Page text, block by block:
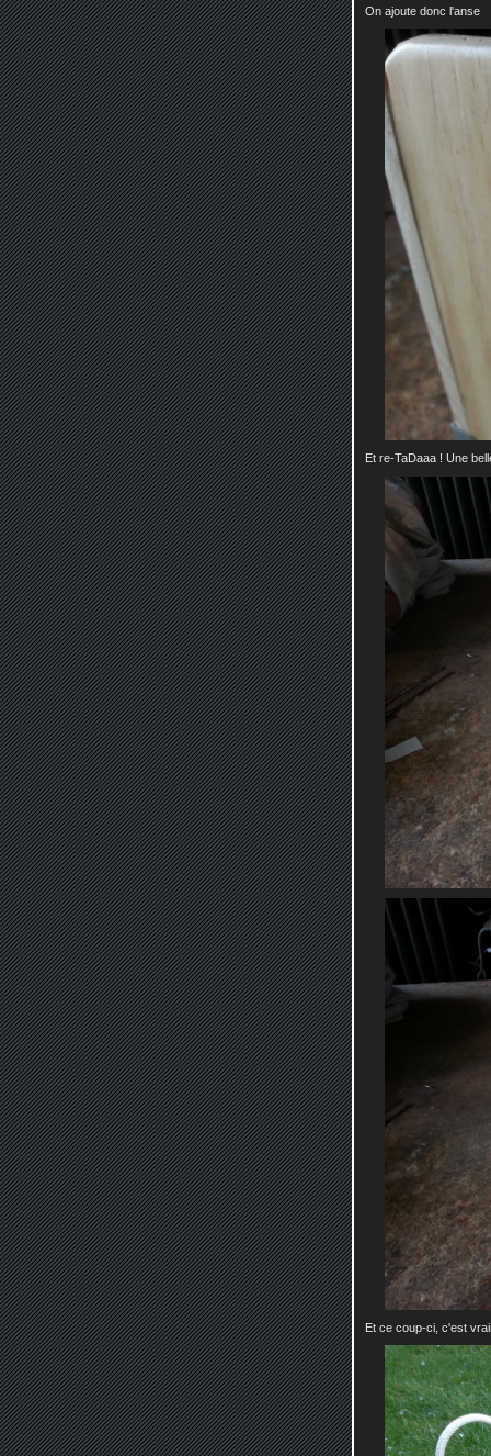
On ajoute donc l'anse
Et re-TaDaaa ! Une
Et ce coup-ci, c'est